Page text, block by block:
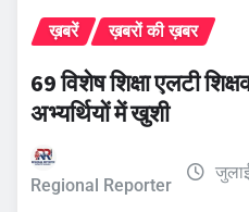
ख़बरें ख़बरों की ख़बर
69 विशेष शिक्षा एलटी
अभ्यर्थियों में खुशी
Regional Reporter